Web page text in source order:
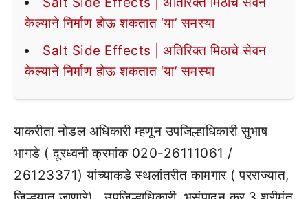
केल्याने निर्माण होऊ शकतात ‘या’ समस्या
Salt Side Effects | अतिरिक्त मिठाचे सेवन
केल्याने निर्माण होऊ शकतात ‘या’ समस्या
याकरीता नोडल अधिकारी म्हणून उपजिल्हाधिकारी सुभाष
भागडे ( दूरध्वनी क्रमांक 020-26111061 /
26123371) यांच्याकडे स्थलांतरीत कामगार ( परराज्यात,